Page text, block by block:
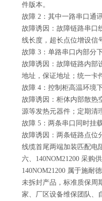
件版本。
故障 2：其中一路串口通
故障诱因：故障链路串口
线长度，超长点位增设信
故障 3：单路串口内部分
故障诱因：故障链路内部
地址，保证地址；统一卡
故障 4：控制柜高温环境
故障诱因：柜体内部散热
源等发热元器件；定期清
故障 5：两条串口同时挂
故障诱因：两条链路点位
线缆首尾两端加装匹配电
六、140NOM21200 采购
140NOM21200 属于施耐
未拆封产品，标准质保周
家、厂区设备维保团队、